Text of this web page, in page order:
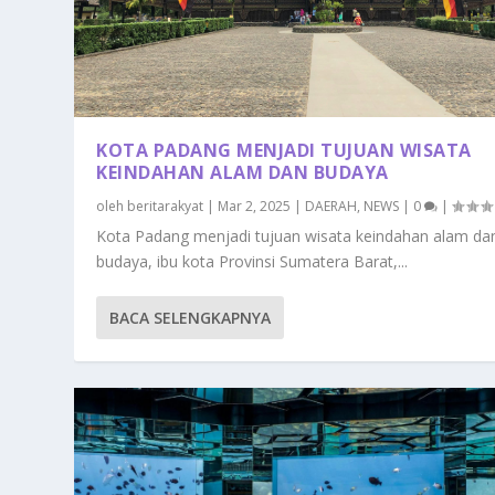
KOTA PADANG MENJADI TUJUAN WISATA
KEINDAHAN ALAM DAN BUDAYA
oleh beritarakyat | Mar 2, 2025 | DAERAH, NEWS | 0 |
Kota Padang menjadi tujuan wisata keindahan alam
budaya, ibu kota Provinsi Sumatera Barat,...
BACA SELENGKAPNYA